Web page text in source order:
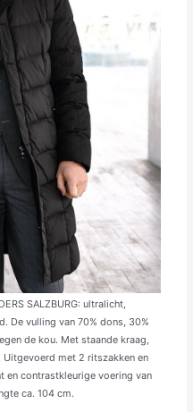
SALZBURG: ultra­licht,
De vulling van 70% dons, 30%
de kou. Met staande kraag,
met 2 ritszakken en
en contrastkleurige voering van
ca. 104 cm.